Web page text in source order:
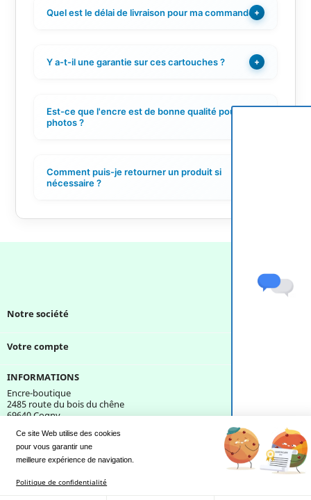
Ce site Web utilise des cookies
pour vous garantir une
meilleure expérience de navigation.
Politique de confidentialité
Une question ?
Quel est le délai de livraison pour ma commande ?
+
Y a-t-il une garantie sur ces cartouches ? +
Est-ce que l'encre est de bonne qualité pour des
photos ?
Comment puis-je retourner un produit si
nécessaire ?
Notre société
Votre compte
INFORMATIONS
Encre-boutique
2485 route du bois du chêne
69640 Cogny